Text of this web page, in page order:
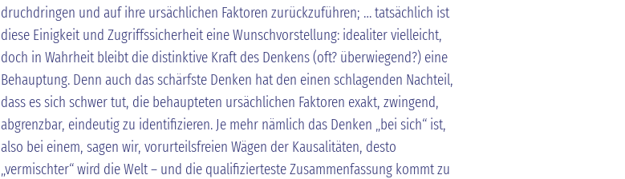
druchdringen und auf ihre ursächlichen Faktoren zurückzuführen; … tatsächlich ist
diese Einigkeit und Zugriffssicherheit eine Wunschvorstellung: idealiter vielleicht,
doch in Wahrheit bleibt die distinktive Kraft des Denkens (oft? überwiegend?) eine
Behauptung. Denn auch das schärfste Denken hat den einen schlagenden Nachteil,
dass es sich schwer tut, die behaupteten ursächlichen Faktoren exakt, zwingend,
abgrenzbar, eindeutig zu identifizieren. Je mehr nämlich das Denken „bei sich“ ist,
also bei einem, sagen wir, vorurteilsfreien Wägen der Kausalitäten, desto
„vermischter“ wird die Welt – und die qualifizierteste Zusammenfassung kommt zu